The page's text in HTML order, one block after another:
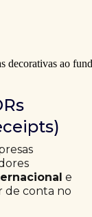
e
de conta no